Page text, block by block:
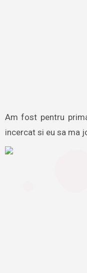
Am fost pentru
incercat si eu sa ma